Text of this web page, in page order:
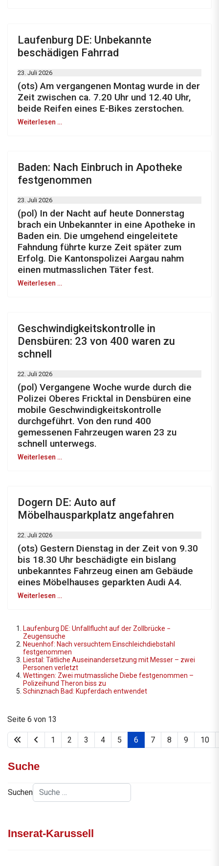
Laufenburg DE: Unbekannte
beschädigen Fahrrad
23. Juli 2026
(ots) Am vergangenen Montag wurde in der
Zeit zwischen ca. 7.20 Uhr und 12.40 Uhr,
beide Reifen eines E-Bikes zerstochen.
Weiterlesen …
Baden: Nach Einbruch in Apotheke
festgenommen
23. Juli 2026
(pol) In der Nacht auf heute Donnerstag
brach ein Unbekannter in eine Apotheke in
Baden ein. Die umgehend eingeleitete
Fahndung führte kurze Zeit später zum
Erfolg. Die Kantonspolizei Aargau nahm
einen mutmasslichen Täter fest.
Weiterlesen …
Geschwindigkeitskontrolle in
Densbüren: 23 von 400 waren zu
schnell
22. Juli 2026
(pol) Vergangene Woche wurde durch die
Polizei Oberes Fricktal in Densbüren eine
mobile Geschwindigkeitskontrolle
durchgeführt. Von den rund 400
gemessenen Fahrzeugen waren 23 zu
schnell unterwegs.
Weiterlesen …
Dogern DE: Auto auf
Möbelhausparkplatz angefahren
22. Juli 2026
(ots) Gestern Dienstag in der Zeit von 9.30
bis 18.30 Uhr beschädigte ein bislang
unbekanntes Fahrzeug einen am Gebäude
eines Möbelhauses geparkten Audi A4.
Weiterlesen …
Laufenburg DE: Unfallflucht auf der Zollbrücke −
Zeugensuche
Neuenhof: Nach versuchtem Einschleichdiebstahl
festgenommen
Liestal: Tätliche Auseinandersetzung mit Messer – zwei
Personen verletzt
Wettingen: Zwei mutmassliche Diebe festgenommen –
Polizeihund Theron biss zu
Schinznach Bad: Kupferdach entwendet
Seite 6 von 13
1 2 3 4 5 6 7 8 9 10
Suche
Suchen
Inserat-Karussell